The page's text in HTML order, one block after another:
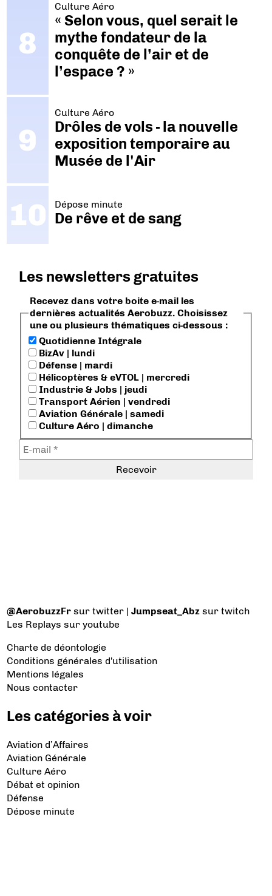
Culture Aéro
« Selon vous, quel serait le
mythe fondateur de la
conquête de l’air et de
l’espace ? »
Culture Aéro
Drôles de vols - la nouvelle
exposition temporaire au
Musée de l'Air
Dépose minute
De rêve et de sang
Les newsletters gratuites
Recevez dans votre boite e-mail les
dernières actualités Aerobuzz. Choisissez
une ou plusieurs thématiques ci-dessous :
Quotidienne Intégrale
BizAv | lundi
Défense | mardi
Hélicoptères & eVTOL | mercredi
Industrie & Jobs | jeudi
Transport Aérien | vendredi
Aviation Générale | samedi
Culture Aéro | dimanche
@AerobuzzFr sur twitter |Jumpseat_Abz sur twitch
Les Replays sur youtube
Charte de déontologie
Conditions générales d'utilisation
Mentions légales
Nous contacter
Les catégories à voir
Aviation d’Affaires
Aviation Générale
Culture Aéro
Débat et opinion
Défense
Dépose minute